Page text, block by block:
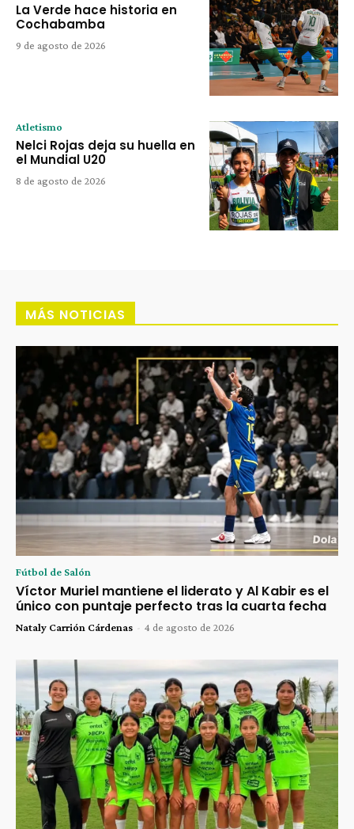
La Verde hace historia en
Cochabamba
9 de agosto de 2026
Atletismo
Nelci Rojas deja su huella en
el Mundial U20
8 de agosto de 2026
MÁS NOTICIAS
Fútbol de Salón
Víctor Muriel mantiene el liderato y Al Kabir es el
único con puntaje perfecto tras la cuarta fecha
Nataly Carrión Cárdenas - 4 de agosto de 2026